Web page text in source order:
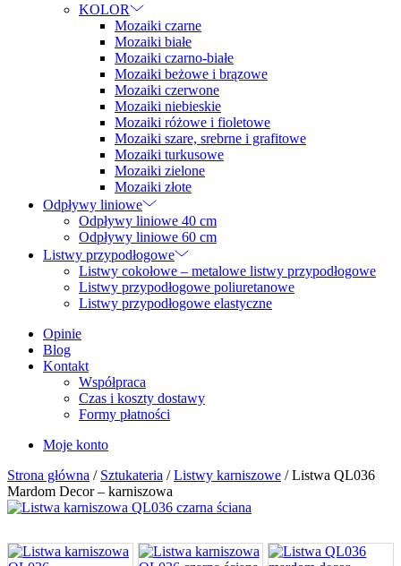
KOLOR
Mozaiki czarne
Mozaiki białe
Mozaiki czarno-białe
Mozaiki beżowe i brązowe
Mozaiki czerwone
Mozaiki niebieskie
Mozaiki różowe i fioletowe
Mozaiki szare, srebrne i grafitowe
Mozaiki turkusowe
Mozaiki zielone
Mozaiki złote
Odpływy liniowe
Odpływy liniowe 40 cm
Odpływy liniowe 60 cm
Listwy przypodłogowe
Listwy cokołowe – metalowe listwy przypodłogowe
Listwy przypodłogowe poliuretanowe
Listwy przypodłogowe elastyczne
Opinie
Blog
Kontakt
Współpraca
Czas i koszty dostawy
Formy płatności
Moje konto
Strona główna / Sztukateria /Listwy karniszowe / Listwa QL036
Mardom Decor – karniszowa